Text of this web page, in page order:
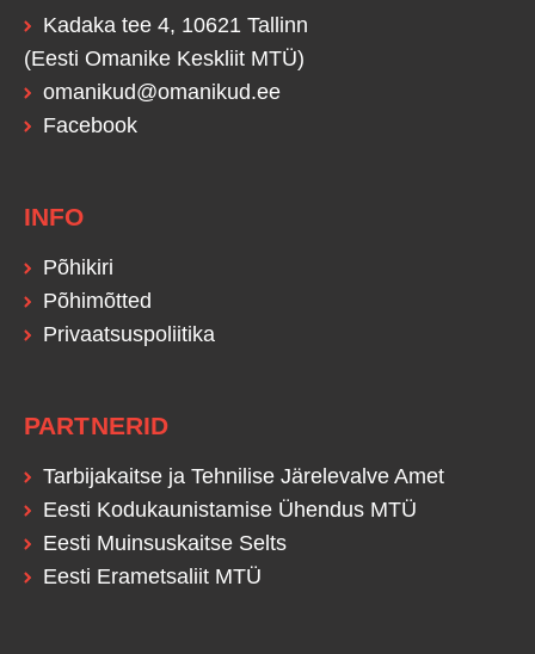
Kadaka tee 4, 10621 Tallinn
(Eesti Omanike Keskliit MTÜ)
omanikud@omanikud.ee
Facebook
INFO
Põhikiri
Põhimõtted
Privaatsuspoliitika
PARTNERID
Tarbijakaitse ja Tehnilise Järelevalve Amet
Eesti Kodukaunistamise Ühendus MTÜ
Eesti Muinsuskaitse Selts
Eesti Erametsaliit MTÜ